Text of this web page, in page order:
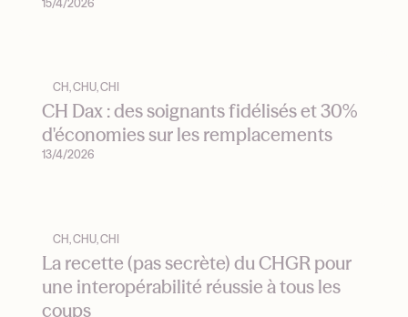
15/4/2026
CH, CHU, CHI
CH Dax : des soignants fidélisés et 30%
d'économies sur les remplacements
13/4/2026
CH, CHU, CHI
La recette (pas secrète) du CHGR pour
une interopérabilité réussie à tous les
coups